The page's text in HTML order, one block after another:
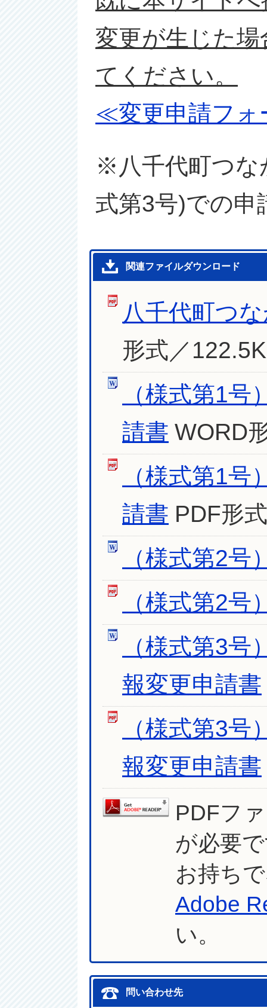
変更が生じた
てください。
≪変更申請フ
※八千代町つな
式第3号)での申
関連ファイルダウンロード
八千代町つ
形式／
（様式第1
請書 WORD
（様式第1
請書 PDF形
（様式第2号
（様式第2号
（様式第3
報変更申請書
（様式第3
報変更申請書
PDFフ
が必要
お持ち
Adobe
い。
問い合わせ先